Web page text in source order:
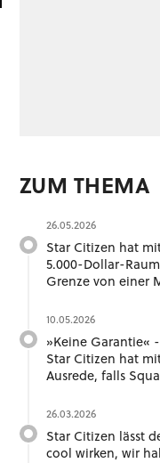
ZUM THEMA
26.05.2026
Star Citizen hat
5.000-Dollar-
Grenze von einer
10.05.2026
»Keine Garantie«
Star Citizen hat
Ausrede, falls
26.03.2026
Star Citizen lässt
cool wirken, wir